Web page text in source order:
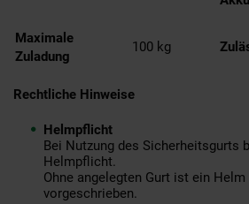
Maximale
Zuladung
100 kg
Rechtliche Hinweise
Helmpflicht
Bei Nutzung des Sicherheitsgurts
Helmpflicht.
Ohne angelegten Gurt ist ein
vorgeschrieben.